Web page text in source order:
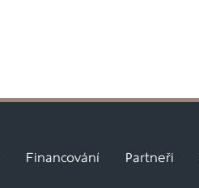
Financování Partneři